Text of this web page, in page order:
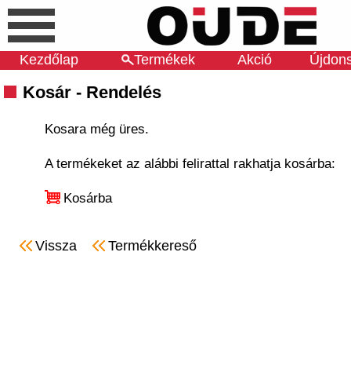
Kezdőlap Termékek Akció
Kosár - Rendelés
Kosara még üres.
A termékeket az alábbi felirattal rakhatja kosárba:
Kosárba
Vissza Termékkereső